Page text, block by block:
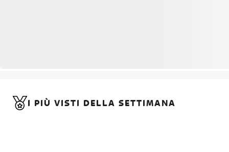
I PIÙ VISTI DELLA SETTIMANA